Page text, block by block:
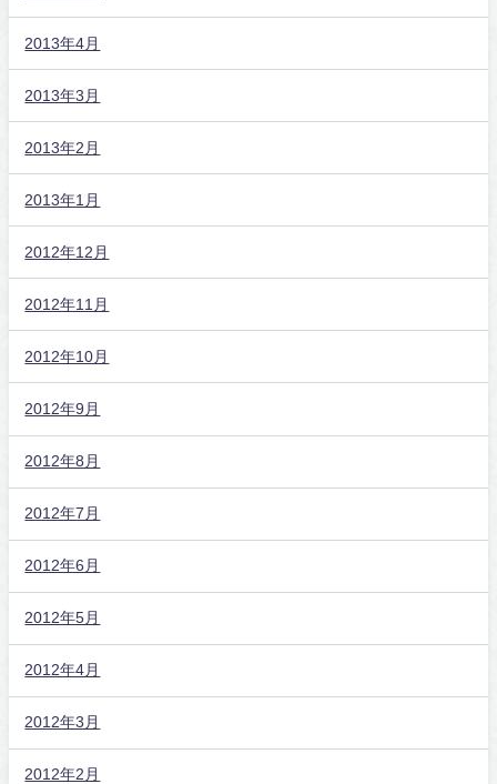
2013年4月
2013年3月
2013年2月
2013年1月
2012年12月
2012年11月
2012年10月
2012年9月
2012年8月
2012年7月
2012年6月
2012年5月
2012年4月
2012年3月
2012年2月